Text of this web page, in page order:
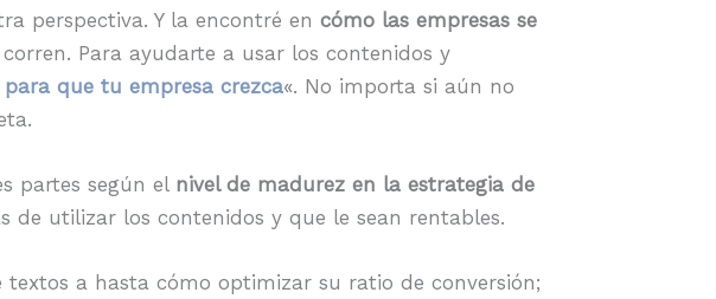
perspectiva. Y la encontré en cómo las empresas se
Para ayudarte a usar los contenidos y
que tu empresa crezca«. No importa si aún no
partes según el nivel de madurez en la estrategia de
de utilizar los contenidos y que le sean rentables.
a hasta cómo optimizar su ratio de conversión;